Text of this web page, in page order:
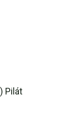
Pilát